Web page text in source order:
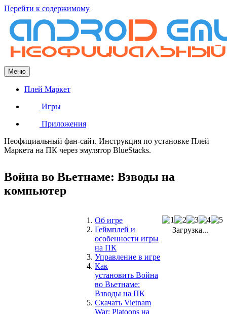
Перейти к содержимому
Меню
Плей Маркет
Игры
Приложения
Неофициальный фан-сайт. Инструкция по установке Плей
Маркета на ПК через эмулятор BlueStacks.
Война во Вьетнаме: Взводы на
компьютер
Загрузка...
Об игре
Геймплей и
особенности игры
на ПК
Управление в игре
Как
установить Война
во Вьетнаме:
Взводы на ПК
Скачать Vietnam
War: Platoons на